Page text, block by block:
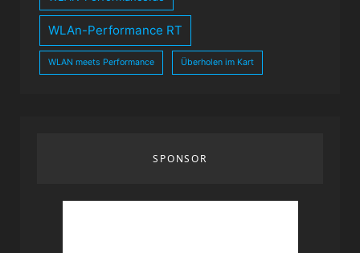
WLAn-Performance RT
WLAN meets Performance Überholen im Kart
SPONSOR